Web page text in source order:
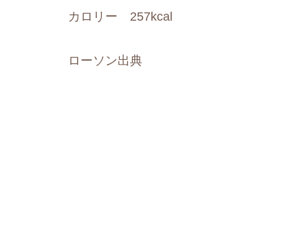
カロリー 257kcal
ローソン出典